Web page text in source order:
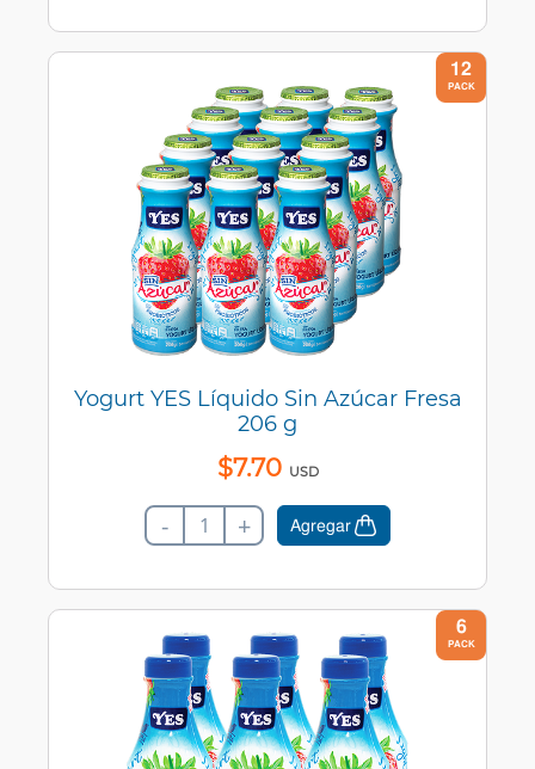
12
PACK
Yogurt YES Líquido Sin Azúcar Fresa
206 g
$7.70 USD
- + Agregar
6
PACK